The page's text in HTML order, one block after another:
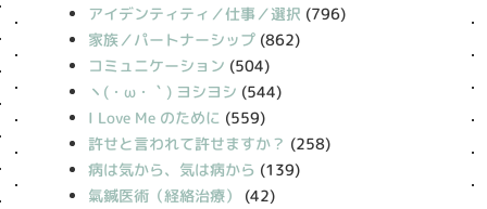
アイデンティティ／仕事／選択 (796)
家族／パートナーシップ (862)
コミュニケーション (504)
丶(・ω・｀) ヨシヨシ (544)
I Love Me のために (559)
許せと言われて許せますか？ (258)
病は気から、気は病から (139)
氣鍼医術（経絡治療）
(42)